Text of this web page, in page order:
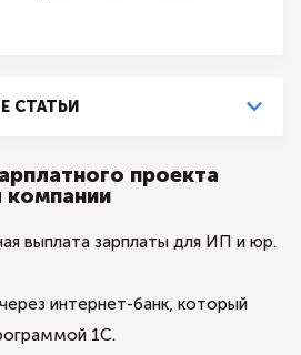
СТАТЬИ
проекта
компании
выплата зарплаты для ИП и юр.
интернет-банк, который
1С.